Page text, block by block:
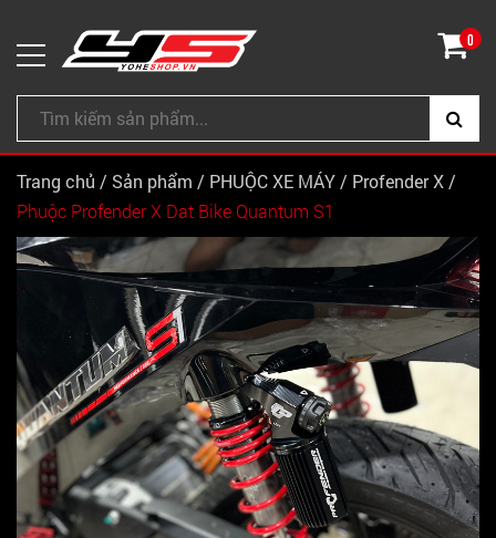
0
Trang chủ / Sản phẩm / PHUỘC XE MÁY / Profender X /
Phuộc Profender X Dat Bike Quantum S1